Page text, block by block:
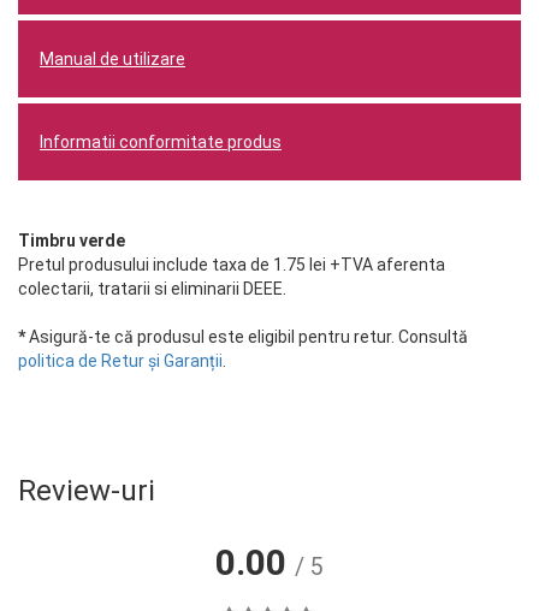
Manual de utilizare
Informatii conformitate produs
Timbru verde
Pretul produsului include taxa de 1.75 lei +TVA aferenta
colectarii, tratarii si eliminarii DEEE.
*Asigură-te că produsul este eligibil pentru retur. Consultă
politica de Retur și Garanții
Review-uri
0.00 / 5